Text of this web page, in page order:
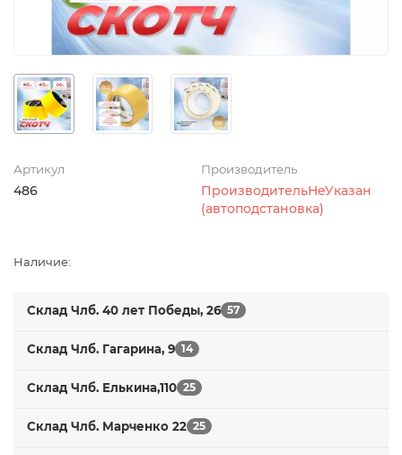
Артикул
486
Производитель
ПроизводительНеУказан
(автоподстановка)
Наличие:
Склад Члб. 40 лет Победы, 26 57
Склад Члб. Гагарина, 9 14
Склад Члб. Елькина,110 25
Склад Члб. Марченко 22 25